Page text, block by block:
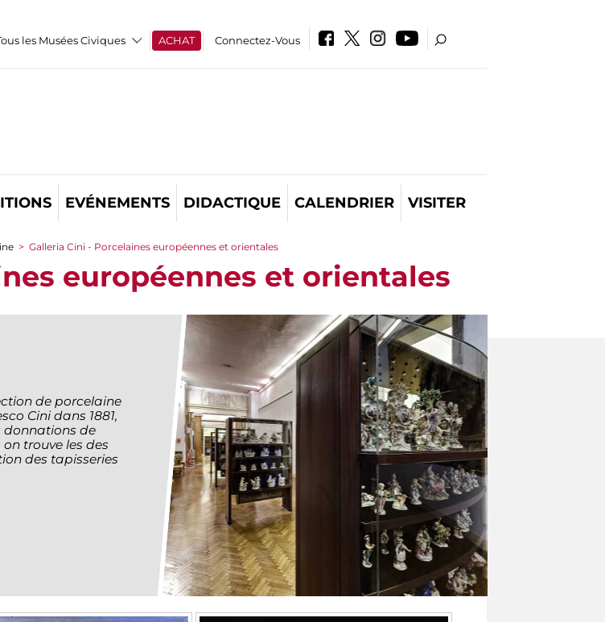
les Musées Civiques ACHAT Connectez-Vous
EVÉNEMENTS DIDACTIQUE CALENDRIER VISITER
> Galleria Cini - Porcelaines européennes et orientales
européennes et orientales
de porcelaine
Cini dans 1881,
donnations de
trouve les des
des tapisseries